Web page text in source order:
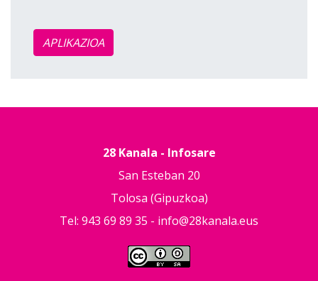
APLIKAZIOA
28 Kanala - Infosare
San Esteban 20
Tolosa (Gipuzkoa)
Tel: 943 69 89 35 - info@28kanala.eus